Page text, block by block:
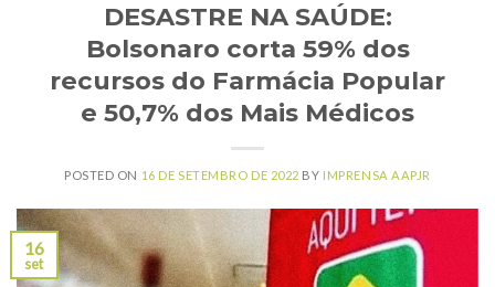
DESASTRE NA SAÚDE:
Bolsonaro corta 59% dos
recursos do Farmácia Popular
e 50,7% dos Mais Médicos
POSTED ON 16 DE SETEMBRO DE 2022 BY IMPRENSA AAPJR
16
set